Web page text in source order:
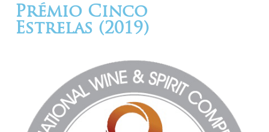
Prémio Cinco
Estrelas (2019)